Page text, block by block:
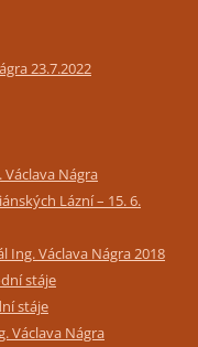
23.7.2022
Nágra
Lázní – 15. 6.
Ing. Václava Nágra 2018
stáje
stáje
Václava Nágra